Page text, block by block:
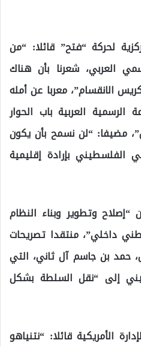
لحركة “فتح” قائلا: “من
العربي، شعرنا بأن هناك
الانقسام”، معربا عن أمله
العربية باب الحوار
مضيفا: “لن نسمح بأن يكون
الفلسطيني بإرادة إقليمية
وتطوير وبناء النظام
داخلي”، منتقدا تصريحات
حمد بن جاسم آل ثاني، التي
إلى “نقل السلطة بشكل
الأمريكية قائلا: “نتنياهو